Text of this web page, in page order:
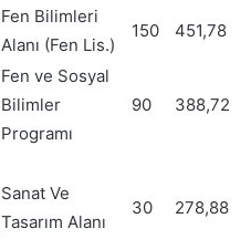
Fen Bilimleri
Alanı (Fen Lis.)
150 451,78
Fen ve Sosyal
Bilimler
Programı
90 388,72
Sanat Ve
Tasarım Alanı
30 278,88